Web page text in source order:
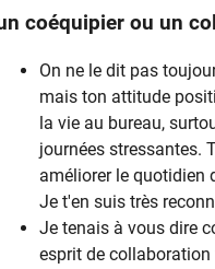
coéquipier ou un
On ne le dit pas
mais ton attitude
la vie au bureau,
journées stressantes.
améliorer le quotidien
Je t'en suis très
Je tenais à vous dire
esprit de